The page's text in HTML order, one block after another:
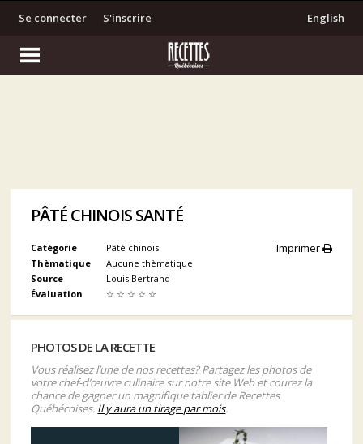
S'inscrire
Se connecter English
PÂTÉ CHINOIS SANTÉ
Imprimer
Catégorie
Pâté chinois
Thèmatique
Aucune thèmatique
Source
Louis Bertrand
Évaluation
☆ ☆ ☆ ☆ ☆
PHOTOS DE LA RECETTE
Vous réalisez l’une de nos recettes? Partagez les photos de
votre chef-d’œuvre culinaire sur notre site Web et courez la
chance de gagner un magnifique tablier de Recettes
Québécoises. Il y aura un tirage par mois.